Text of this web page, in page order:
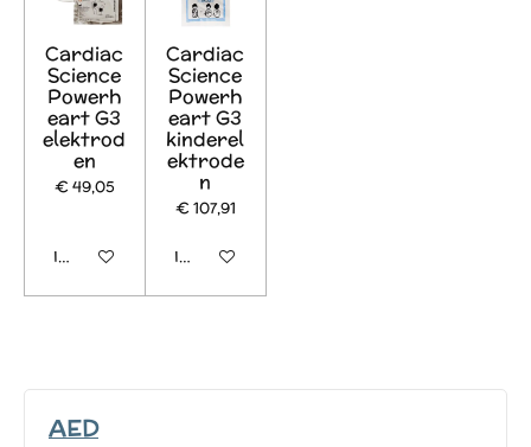
Cardiac
Science
Powerh
eart G3
elektrod
en
€ 49,05
In winkelwagen
Cardiac
Science
Powerh
eart G3
kinderel
ektrode
n
€ 107,91
In winkelwagen
AED